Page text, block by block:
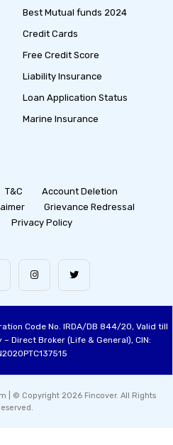
Best Mutual funds 2024
Credit Cards
Free Credit Score
Liability Insurance
Loan Application Status
Marine Insurance
T&C
Account Deletion
Grievance Redressal
Privacy Policy
Code No. IRDA/DB 844/20, Valid till
Direct Broker (Life & General), CIN:
| © Copyright 2026 Fincover. All Rights